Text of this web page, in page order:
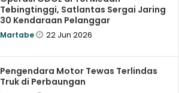
Tebingtinggi, Satlantas Sergai Jaring
30 Kendaraan Pelanggar
Martabe 22 Jun 2026
Pengendara Motor Tewas Terlindas
Truk di Perbaungan